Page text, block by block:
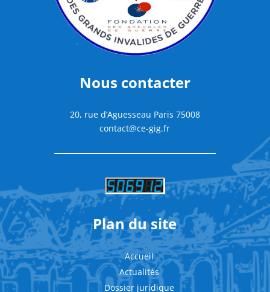
Nous contacter
20, rue d’Aguesseau Paris 75008
contact@ce-gig.fr
Plan du site
Accueil
Actualités
Dossier juridique